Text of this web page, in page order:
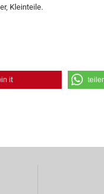
Kleinteile.
it